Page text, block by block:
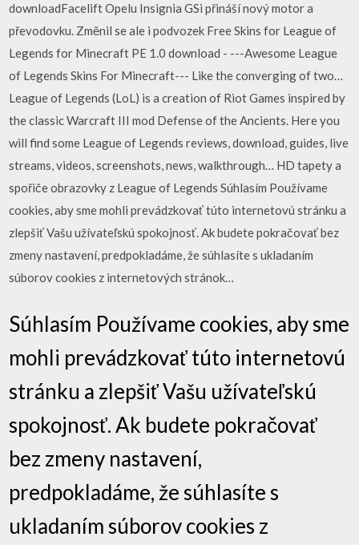
downloadFacelift Opelu Insignia GSi přináší nový motor a
převodovku. Změnil se ale i podvozek Free Skins for League of
Legends for Minecraft PE 1.0 download - ---Awesome League
of Legends Skins For Minecraft--- Like the converging of two…
League of Legends (LoL) is a creation of Riot Games inspired by
the classic Warcraft III mod Defense of the Ancients. Here you
will find some League of Legends reviews, download, guides, live
streams, videos, screenshots, news, walkthrough… HD tapety a
spořiče obrazovky z League of Legends Súhlasím Používame
cookies, aby sme mohli prevádzkovať túto internetovú stránku a
zlepšiť Vašu užívateľskú spokojnosť. Ak budete pokračovať bez
zmeny nastavení, predpokladáme, že súhlasíte s ukladaním
súborov cookies z internetových stránok…
Súhlasím Používame cookies, aby sme
mohli prevádzkovať túto internetovú
stránku a zlepšiť Vašu užívateľskú
spokojnosť. Ak budete pokračovať
bez zmeny nastavení,
predpokladáme, že súhlasíte s
ukladaním súborov cookies z